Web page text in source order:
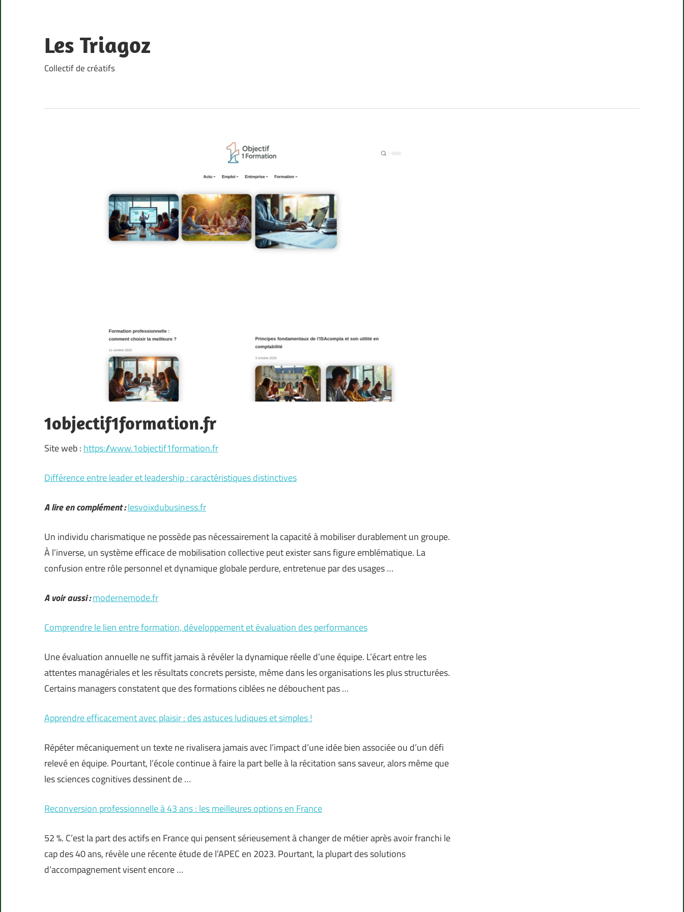
content
Les Triagoz
Collectif de créatifs
1objectif1formation.fr
Site web : https://www.1objectif1formation.fr
Différence entre leader et leadership : caractéristiques distinctives
A lire en complément :lesvoixdubusiness.fr
Un individu charismatique ne possède pas nécessairement la capacité à mobiliser durablement un groupe.
À l’inverse, un système efficace de mobilisation collective peut exister sans figure emblématique. La
confusion entre rôle personnel et dynamique globale perdure, entretenue par des usages …
A voir aussi :modernemode.fr
Comprendre le lien entre formation, développement et évaluation des performances
Une évaluation annuelle ne suffit jamais à révéler la dynamique réelle d’une équipe. L’écart entre les
attentes managériales et les résultats concrets persiste, même dans les organisations les plus structurées.
Certains managers constatent que des formations ciblées ne débouchent pas …
Apprendre efficacement avec plaisir : des astuces ludiques et simples !
Répéter mécaniquement un texte ne rivalisera jamais avec l’impact d’une idée bien associée ou d’un défi
relevé en équipe. Pourtant, l’école continue à faire la part belle à la récitation sans saveur, alors même que
les sciences cognitives dessinent de …
Reconversion professionnelle à 43 ans : les meilleures options en France
52 %. C’est la part des actifs en France qui pensent sérieusement à changer de métier après avoir franchi le
cap des 40 ans, révèle une récente étude de l’APEC en 2023. Pourtant, la plupart des solutions
d’accompagnement visent encore …